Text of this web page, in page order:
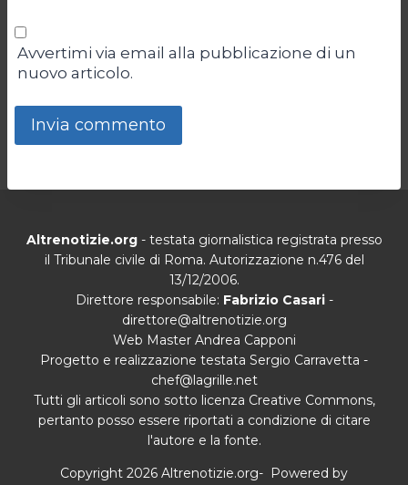
Avvertimi via email alla pubblicazione di un
nuovo articolo.
Altrenotizie.org- testata giornalistica registrata presso
il Tribunale civile di Roma. Autorizzazione n.476 del
13/12/2006.
Direttore responsabile: Fabrizio Casari-
direttore@altrenotizie.org
Web Master Andrea Capponi
Progetto e realizzazione testata Sergio Carravetta -
chef@lagrille.net
Tutti gli articoli sono sotto licenza Creative Commons,
pertanto posso essere riportati a condizione di citare
l'autore e la fonte.
Copyright 2026 Altrenotizie.org- Powered by